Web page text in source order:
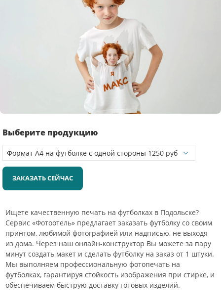
Выберите продукцию
ЗАКАЗАТЬ СЕЙЧАС
Ищете качественную печать на футболках в Подольске?
Сервис «Фотоотель» предлагает заказать футболку со своим
принтом, любимой фотографией или надписью, не выходя
из дома. Через наш онлайн-конструктор Вы можете за пару
минут создать макет и сделать футболку на заказ от 1 штуки.
Мы выполняем профессиональную фотопечать на
футболках, гарантируя стойкость изображения при стирке, и
обеспечиваем быструю доставку готовых изделий.